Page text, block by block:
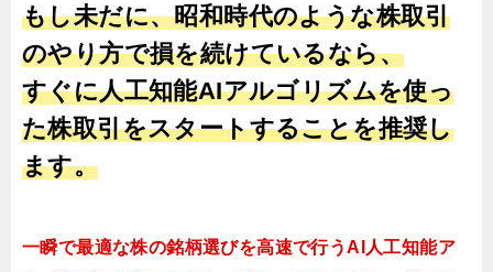
もし未だに、昭和時代のような株取引
のやり方で損を続けているなら、
すぐに人工知能AIアルゴリズムを使っ
た株取引をスタートすることを推奨し
ます。
一瞬で最適な株の銘柄選びを高速で行うAI人工知能ア